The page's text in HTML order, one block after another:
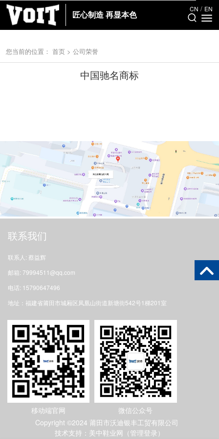
匠心制造 再显本色
CN / EN
匠心制造 再显本色
CN / EN
您当前的位置： 首页 > 公司荣誉
中国驰名商标
联系我们
联系人: 蔡益辉
邮箱: 79994511@qq.com
电话: 15790647496
地址：福建省莆田市城厢区凤凰山街道新塘街542号1梯201室
移动端官网
微信公众号
Copyright ©2024 莆田市沃迪银丰工贸有限公司
技术支持：美中鞋业网（ 管理登录 ）